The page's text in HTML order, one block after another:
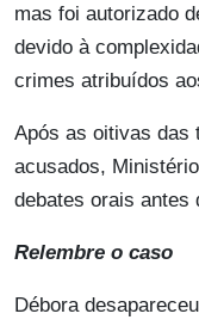
mas foi autorizado
devido à
crimes atribuídos
Após as oitivas das
acusados,
debates orais antes
Relembre o caso
Débora